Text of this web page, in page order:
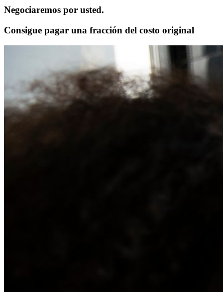
Negociaremos por usted.
Consigue pagar una fracción del costo original